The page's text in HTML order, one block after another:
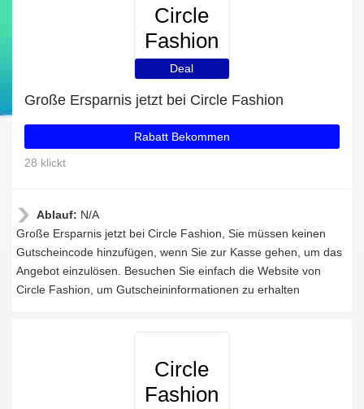
Circle
Fashion
Deal
Große Ersparnis jetzt bei Circle Fashion
Rabatt Bekommen
28 klickt
Ablauf: N/A
Große Ersparnis jetzt bei Circle Fashion, Sie müssen keinen
Gutscheincode hinzufügen, wenn Sie zur Kasse gehen, um das
Angebot einzulösen. Besuchen Sie einfach die Website von
Circle Fashion, um Gutscheininformationen zu erhalten
Circle
Fashion